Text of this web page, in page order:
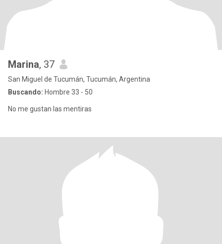
Marina, 37
San Miguel de Tucumán, Tucumán, Argentina
Buscando: Hombre 33 - 50
No me gustan las mentiras